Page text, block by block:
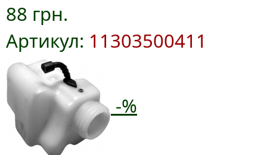
88 грн.
Артикул: 11303500411
-%